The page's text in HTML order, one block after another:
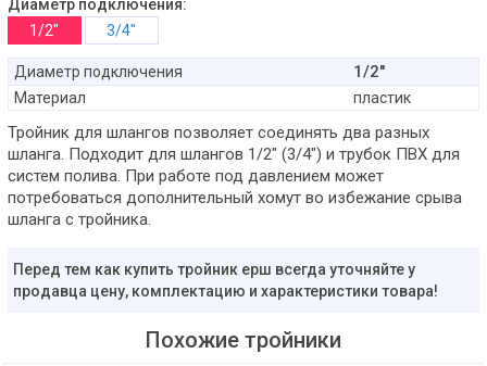
Диаметр подключения:
1/2"
3/4"
Диаметр подключения 1/2"
Материал пластик
Тройник для шлангов позволяет соединять два разных
шланга. Подходит для шлангов 1/2" (3/4") и трубок ПВХ для
систем полива. При работе под давлением может
потребоваться дополнительный хомут во избежание срыва
шланга с тройника.
Перед тем как купить тройник ерш всегда уточняйте у
продавца цену, комплектацию и характеристики товара!
Похожие тройники